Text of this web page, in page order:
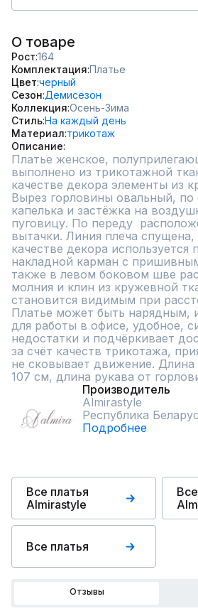
О товаре
Рост 164
Комплектация Платье
Цвет черный
Сезон Демисезон
Коллекция Осень-Зима
СтильНа каждый день
Материал трикотаж
Описание
Платье женское,
выполнено из трикотажной
качестве декора элементы из
Вырез горловины овальный, по
капелька и застёжка на
пуговицу. По переду
вытачки. Линия плеча
качестве декора используется
накладной карман с
также в левом боковом шве
молния и клин из кружевной
становится видимым при
Платье может быть нарядным,
для работы в офисе, удобное,
недостатки и подчёркивает
за счёт качеств трикотажа,
не сковывает движение. Длина
107 см, длина рукава от
Производитель
Almirastyle
Республика
Подробнее
Все платья
Almirastyle
Все платья
Отзывы